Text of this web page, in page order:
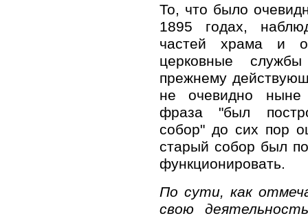
То, что было
1895 годах,
частей храма и
церковные
прежнему
не очевидно
фраза "был
собор" до сих пор
старый собор был
функционировать.
По сути, как
свою